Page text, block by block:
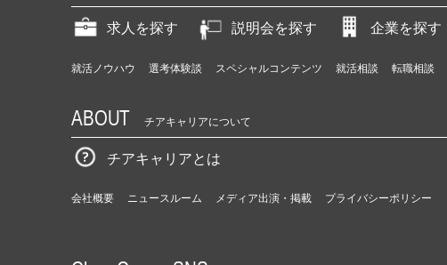
求人を探す 説明会を探す 企業を探す
就活ノウハウ 選考体験談 スペシャルコンテンツ 就活相談 転職相談
ABOUT チアキャリアについて
チアキャリアとは
会社概要 ニュースルーム メディア出演・掲載 プライバシーポリシー